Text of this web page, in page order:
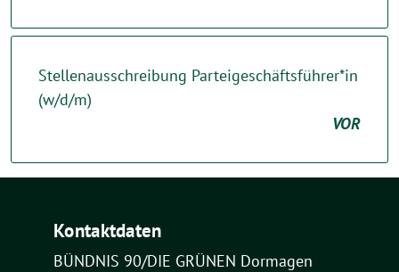
Stellenausschreibung Parteigeschäftsführer*in
(w/d/m)
VOR
Kontaktdaten
BÜNDNIS 90/DIE GRÜNEN Dormagen